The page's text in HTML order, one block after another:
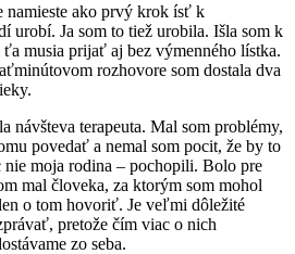
namieste ako prvý krok ísť k
urobí. Ja som to tiež urobila. Išla som k
musia prijať aj bez výmenného lístka.
rozhovore som dostala dva
návšteva terapeuta. Mal som problémy,
povedať a nemal som pocit, že by to
nie moja rodina – pochopili. Bolo pre
mal človeka, za ktorým som mohol
o tom hovoriť. Je veľmi dôležité
pretože čím viac o nich
zo seba.